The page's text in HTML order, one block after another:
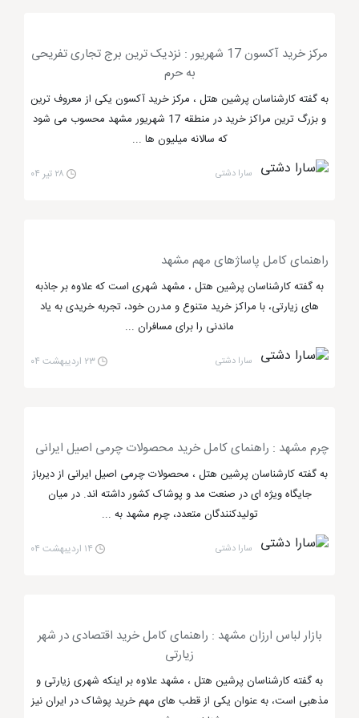
بوده و به رستوران سنتی باباقدرت هم دسترسی دارد.
مجتمع تجاری اکسون مشهد تنها بازار مشهد است که دارای
آکواریوم آب شور بوده و همین امر باعث شده از دیگر
همتایان خود متمایز باشد. در این آکواریوم ماهی های
مختلف، لاک پشت های با مزه، مارماهی، ماهی های ریز و
درشت و غیره دیده می شود. این مجتمع تجاری نیز طبقات
می باشند.
مرکز خرید اکسون مشهد
بازار رضا مشهدیکی از بازارهای مشهد است که قطب
خرید سوغاتی مشهد می باشد. همانطور که می دانید
سوغاتی مشهد نبات و زعفران است که البته از مُهر حضرت و
تسبیح و جانماز آن هم نباید غافل ماند. در این بازار مشهد
مرکز خرید آکسون 17 شهریور : نزدیک ترین برج تجاری تفریحی
به حرم
به گفته کارشناسان پرشین هتل ، مرکز خرید آکسون یکی از معروف ترین
و بزرگ ترین مراکز خرید در منطقه 17 شهریور مشهد محسوب می شود
که سالانه میلیون ها ...
سارا دشتی ۲۸ تیر ۰۴
راهنمای کامل پاساژهای مهم مشهد
به گفته کارشناسان پرشین هتل ، مشهد شهری است که علاوه بر جاذبه
های زیارتی، با مراکز خرید متنوع و مدرن خود، تجربه خریدی به یاد
ماندنی را برای مسافران ...
سارا دشتی ۲۳ اردیبهشت ۰۴
چرم مشهد : راهنمای کامل خرید محصولات چرمی اصیل ایرانی
به گفته کارشناسان پرشین هتل ، محصولات چرمی اصیل ایرانی از دیرباز
جایگاه ویژه ای در صنعت مد و پوشاک کشور داشته اند. در میان
تولیدکنندگان متعدد، چرم مشهد به ...
سارا دشتی ۱۴ اردیبهشت ۰۴
بازار لباس ارزان مشهد : راهنمای کامل خرید اقتصادی در شهر
زیارتی
به گفته کارشناسان پرشین هتل ، مشهد علاوه بر اینکه شهری زیارتی و
مذهبی است، به عنوان یکی از قطب های مهم خرید پوشاک در ایران نیز